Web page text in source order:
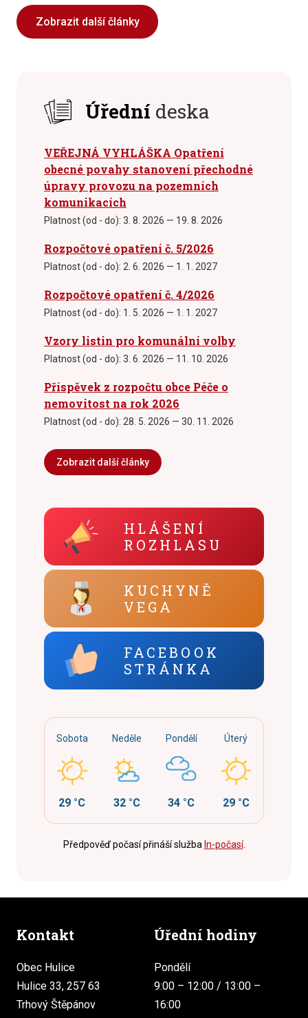
Zobrazit další články
Úřední deska
VEŘEJNÁ VYHLÁŠKA Opatření
obecné povahy stanovení přechodné
úpravy provozu na pozemních
komunikacích
Platnost (od - do): 3. 8. 2026 — 19. 8. 2026
Rozpočtové opatření č. 5/2026
Platnost (od - do): 2. 6. 2026 — 1. 1. 2027
Rozpočtové opatření č. 4/2026
Platnost (od - do): 1. 5. 2026 — 1. 1. 2027
Vzory listin pro komunální volby
Platnost (od - do): 3. 6. 2026 — 11. 10. 2026
Příspěvek z rozpočtu obce Péče o
nemovitost na rok 2026
Platnost (od - do): 28. 5. 2026 — 30. 11. 2026
Zobrazit další články
HLÁŠENÍ
ROZHLASU
KUCHYNĚ
VEGA
FACEBOOK
STRÁNKA
Sobota
29 °C
Neděle
32 °C
Pondělí
34 °C
Úterý
29 °C
Předpověď počasí přináší služba In-počasí.
Kontakt
Obec Hulice
Hulice 33, 257 63
Trhový Štěpánov
Úřední hodiny
Pondělí
9:00 – 12:00 / 13:00 –
16:00